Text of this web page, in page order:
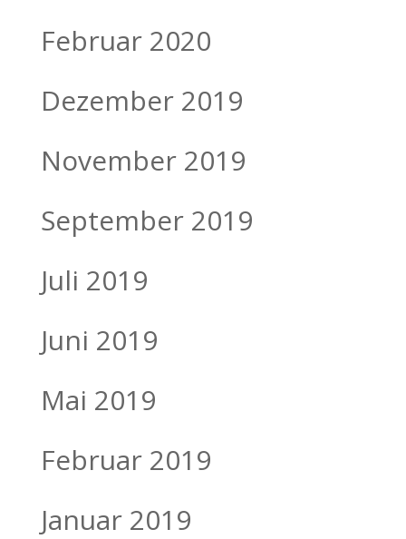
Februar 2020
Dezember 2019
November 2019
September 2019
Juli 2019
Juni 2019
Mai 2019
Februar 2019
Januar 2019